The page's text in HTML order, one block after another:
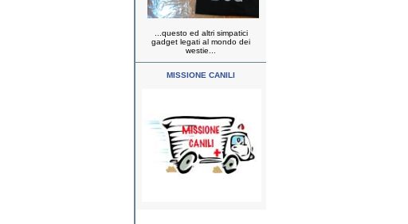
...questo ed altri simpatici
gadget legati al mondo dei
westie...
MISSIONE CANILI